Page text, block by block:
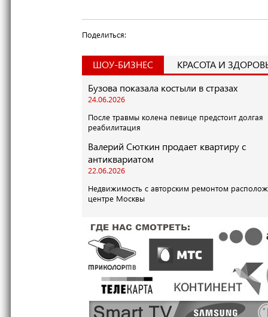
Поделиться:
ШОУ-БИЗНЕС
КРАСОТА И
Бузова показала костыли в стразах
24.06.2026
После травмы колена певице предстоит долгая
реабилитация
Валерий Сюткин продает квартиру с
антиквариатом
22.06.2026
Недвижимость с авторским ремонтом
центре Москвы